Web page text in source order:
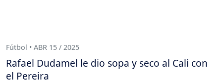
Fútbol • ABR 15 / 2025
Rafael Dudamel le dio sopa y seco al Cali con
el Pereira